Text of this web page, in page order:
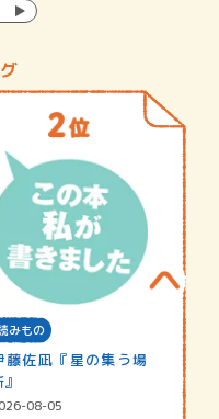
みもの
藤佐凪『星の集う場
08-05